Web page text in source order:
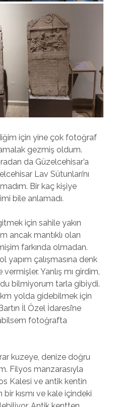
için yine çok fotoğraf
gezmiş oldum.
da Güzelcehisar’a
Lav Sütunları’nı
Bir kaç kişiye
bile anlamadı.
için sahile yakın
ancak mantıklı olan
farkında olmadan.
yapım çalışmasına denk
Yanlış mı girdim,
bilmiyorum tarla gibiydi.
yolda gidebilmek için
İl Özel İdaresi’ne
fotoğrafta
kuzeye, denize doğru
Filyos manzarasıyla
Kalesi ve antik kentin
kısmı ve kale içindeki